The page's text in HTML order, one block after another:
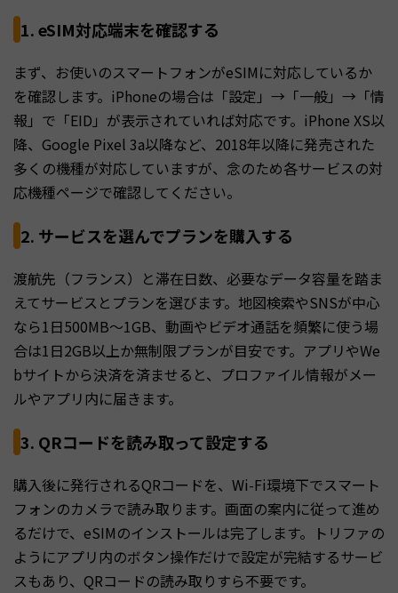
1. eSIM対応端末を確認する
まず、お使いのスマートフォンがeSIMに対応しているか
を確認します。iPhoneの場合は「設定」→「一般」→「情
報」で「EID」が表示されていれば対応です。iPhone XS以
降、Google Pixel 3a以降など、2018年以降に発売された
多くの機種が対応していますが、念のため各サービスの対
応機種ページで確認してください。
2. サービスを選んでプランを購入する
渡航先（フランス）と滞在日数、必要なデータ容量を踏ま
えてサービスとプランを選びます。地図検索やSNSが中心
なら1日500MB〜1GB、動画やビデオ通話を頻繁に使う場
合は1日2GB以上か無制限プランが目安です。アプリやWe
bサイトから決済を済ませると、プロファイル情報がメー
ルやアプリ内に届きます。
3. QRコードを読み取って設定する
購入後に発行されるQRコードを、Wi-Fi環境下でスマート
フォンのカメラで読み取ります。画面の案内に従って進め
るだけで、eSIMのインストールは完了します。トリファの
ようにアプリ内のボタン操作だけで設定が完結するサービ
スもあり、QRコードの読み取りすら不要です。